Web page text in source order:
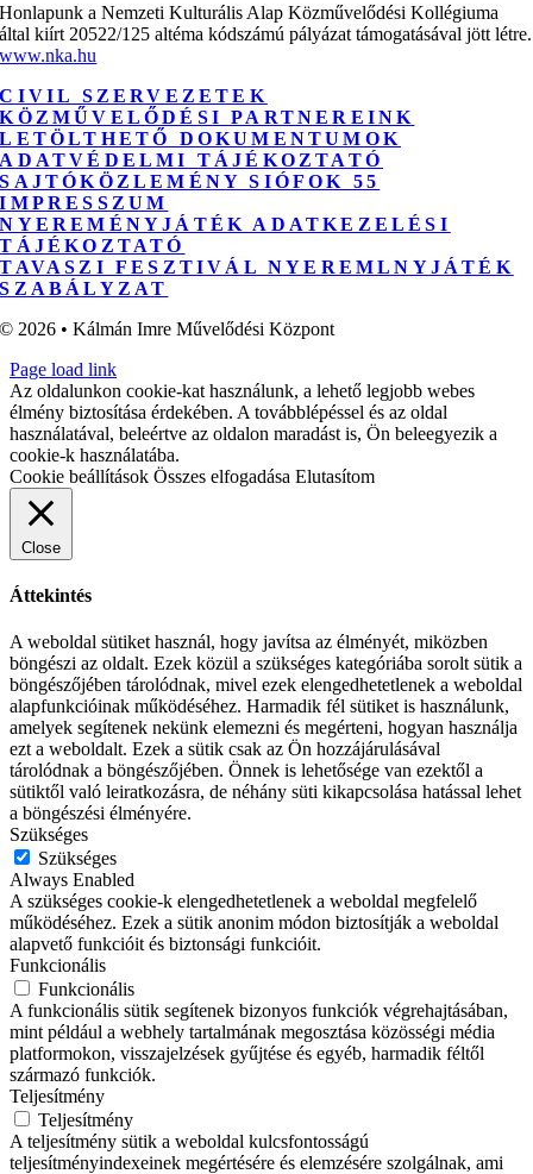
Honlapunk a Nemzeti Kulturális Alap Közművelődési Kollégiuma
által kiírt 20522/125 altéma kódszámú pályázat támogatásával jött létre.
www.nka.hu
CIVIL SZERVEZETEK
KÖZMŰVELŐDÉSI PARTNEREINK
LETÖLTHETŐ DOKUMENTUMOK
ADATVÉDELMI TÁJÉKOZTATÓ
SAJTÓKÖZLEMÉNY SIÓFOK 55
IMPRESSZUM
NYEREMÉNYJÁTÉK ADATKEZELÉSI
TÁJÉKOZTATÓ
TAVASZI FESZTIVÁL NYEREMLNYJÁTÉK
SZABÁLYZAT
© 2026 • Kálmán Imre Művelődési Központ
Page load link
Az oldalunkon cookie-kat használunk, a lehető legjobb webes
élmény biztosítása érdekében. A továbblépéssel és az oldal
használatával, beleértve az oldalon maradást is, Ön beleegyezik a
cookie-k használatába.
Cookie beállítások Összes elfogadása Elutasítom
Close
Áttekintés
A weboldal sütiket használ, hogy javítsa az élményét, miközben
böngészi az oldalt. Ezek közül a szükséges kategóriába sorolt sütik a
böngészőjében tárolódnak, mivel ezek elengedhetetlenek a weboldal
alapfunkcióinak működéséhez. Harmadik fél sütiket is használunk,
amelyek segítenek nekünk elemezni és megérteni, hogyan használja
ezt a weboldalt. Ezek a sütik csak az Ön hozzájárulásával
tárolódnak a böngészőjében. Önnek is lehetősége van ezektől a
sütiktől való leiratkozásra, de néhány süti kikapcsolása hatással lehet
a böngészési élményére.
Szükséges
Szükséges
Always Enabled
A szükséges cookie-k elengedhetetlenek a weboldal megfelelő
működéséhez. Ezek a sütik anonim módon biztosítják a weboldal
alapvető funkcióit és biztonsági funkcióit.
Funkcionális
Funkcionális
A funkcionális sütik segítenek bizonyos funkciók végrehajtásában,
mint például a webhely tartalmának megosztása közösségi média
platformokon, visszajelzések gyűjtése és egyéb, harmadik féltől
származó funkciók.
Teljesítmény
Teljesítmény
A teljesítmény sütik a weboldal kulcsfontosságú
teljesítményindexeinek megértésére és elemzésére szolgálnak, ami